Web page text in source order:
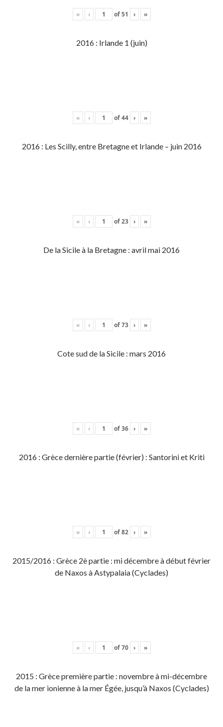
« ‹ of51 › »
2016 : Irlande 1 (juin)
« ‹ of44 › »
2016 : Les Scilly, entre Bretagne et Irlande – juin 2016
« ‹ of23 › »
De la Sicile à la Bretagne : avril mai 2016
« ‹ of73 › »
Cote sud de la Sicile : mars 2016
« ‹ of36 › »
2016 : Grèce dernière partie (février) : Santorini et Kriti
« ‹ of82 › »
2015/2016 : Grèce 2è partie : mi décembre à début février
de Naxos à Astypalaia (Cyclades)
« ‹ of70 › »
2015 : Grèce première partie : novembre à mi-décembre
de la mer ionienne à la mer Égée, jusqu’à Naxos (Cyclades)